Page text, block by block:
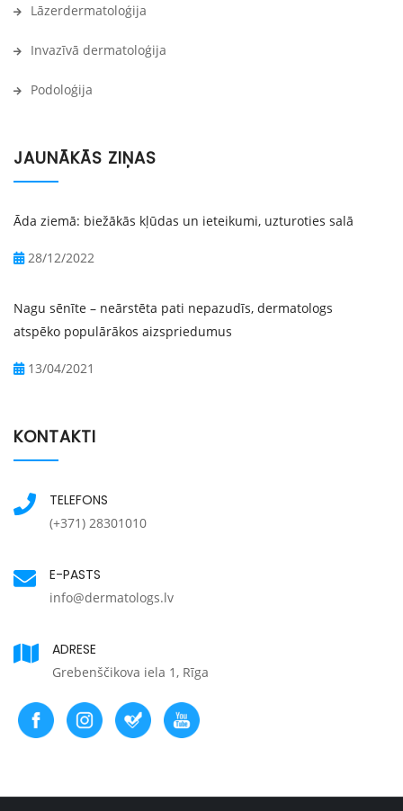
Lāzerdermatoloģija
Invazīvā dermatoloģija
Podoloģija
JAUNĀKĀS ZIŅAS
Āda ziemā: biežākās kļūdas un ieteikumi, uzturoties salā
28/12/2022
Nagu sēnīte – neārstēta pati nepazudīs, dermatologs
atspēko populārākos aizspriedumus
13/04/2021
KONTAKTI
TELEFONS
(+371) 28301010
E-PASTS
info@dermatologs.lv
ADRESE
Grebenščikova iela 1, Rīga